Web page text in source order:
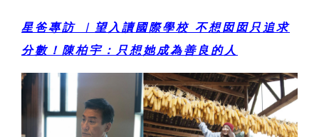
星爸專訪 ︳望入讀國際學校 不想囡囡只追求
分數！陳柏宇：只想她成為善良的人